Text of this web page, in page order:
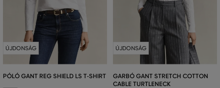
ÚJDONSÁG
PÓLÓ GANT REG SHIELD LS T-SHIRT
ÚJDONSÁG
GARBÓ GANT STRETCH COTTON
CABLE TURTLENECK